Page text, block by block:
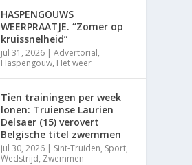
HASPENGOUWS
WEERPRAATJE. “Zomer op
kruissnelheid”
jul 31, 2026 |Advertorial,
Haspengouw, Het weer
Tien trainingen per week
lonen: Truiense Laurien
Delsaer (15) verovert
Belgische titel zwemmen
jul 30, 2026 | Sint-Truiden, Sport,
Wedstrijd, Zwemmen